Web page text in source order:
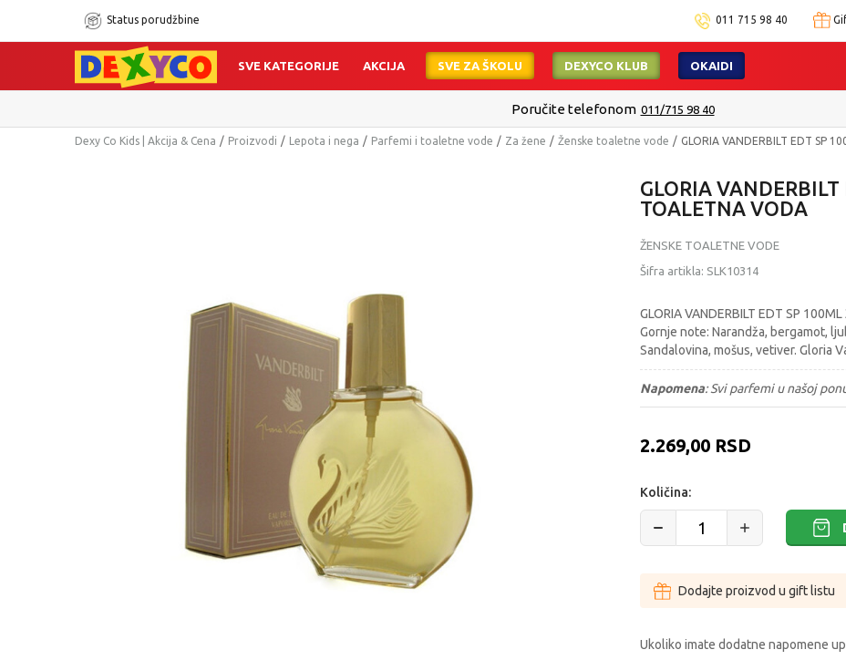
Status porudžbine 011 715 98 40
SVE KATEGORIJE AKCIJA SVE ZA ŠKOLU DEXYCO KLUB OKAIDI
Poručite telefonom 011/715 98 40
Dexy Co Kids | Akcija & Cena Proizvodi Lepota i nega Parfemi i toaletne vode Za žene Ženske toaletne vode GLORIA VANDERBILT EDT SP
GLORIA
TOALETNA VODA
ŽENSKE TOALETNE VODE
Šifra artikla: SLK10314
GLORIA VANDERBILT EDT SP
Gornje note: Narandža, bergamot,
Sandalovina, mošus, vetiver. Gloria
Napomena:Svi parfemi u našoj
2.269,00 RSD
Količina:
Dodajte proizvod u gift listu
Ukoliko imate dodatne napomene